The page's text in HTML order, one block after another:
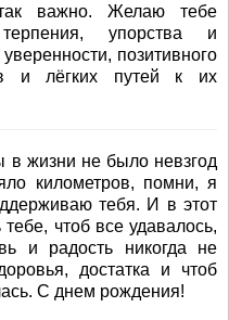
важно. Желаю тебе
упорства и
позитивного
и лёгких путей к их
в жизни не было невзгод
километров, помни, я
тебя. И в этот
чтоб все удавалось,
и радость никогда не
достатка и чтоб
С днем рождения!